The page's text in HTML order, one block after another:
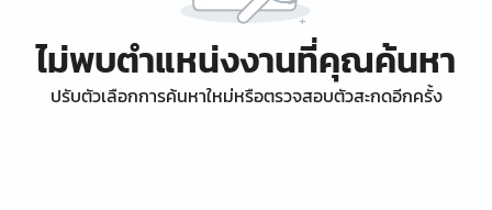
ไม่พบตำแหน่งงานที่คุณค้นหา
ปรับตัวเลือกการค้นหาใหม่หรือตรวจสอบตัวสะกดอีกครั้ง